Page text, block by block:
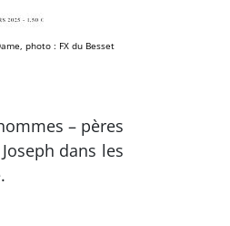
photo : FX du Besset
– pères
dans les